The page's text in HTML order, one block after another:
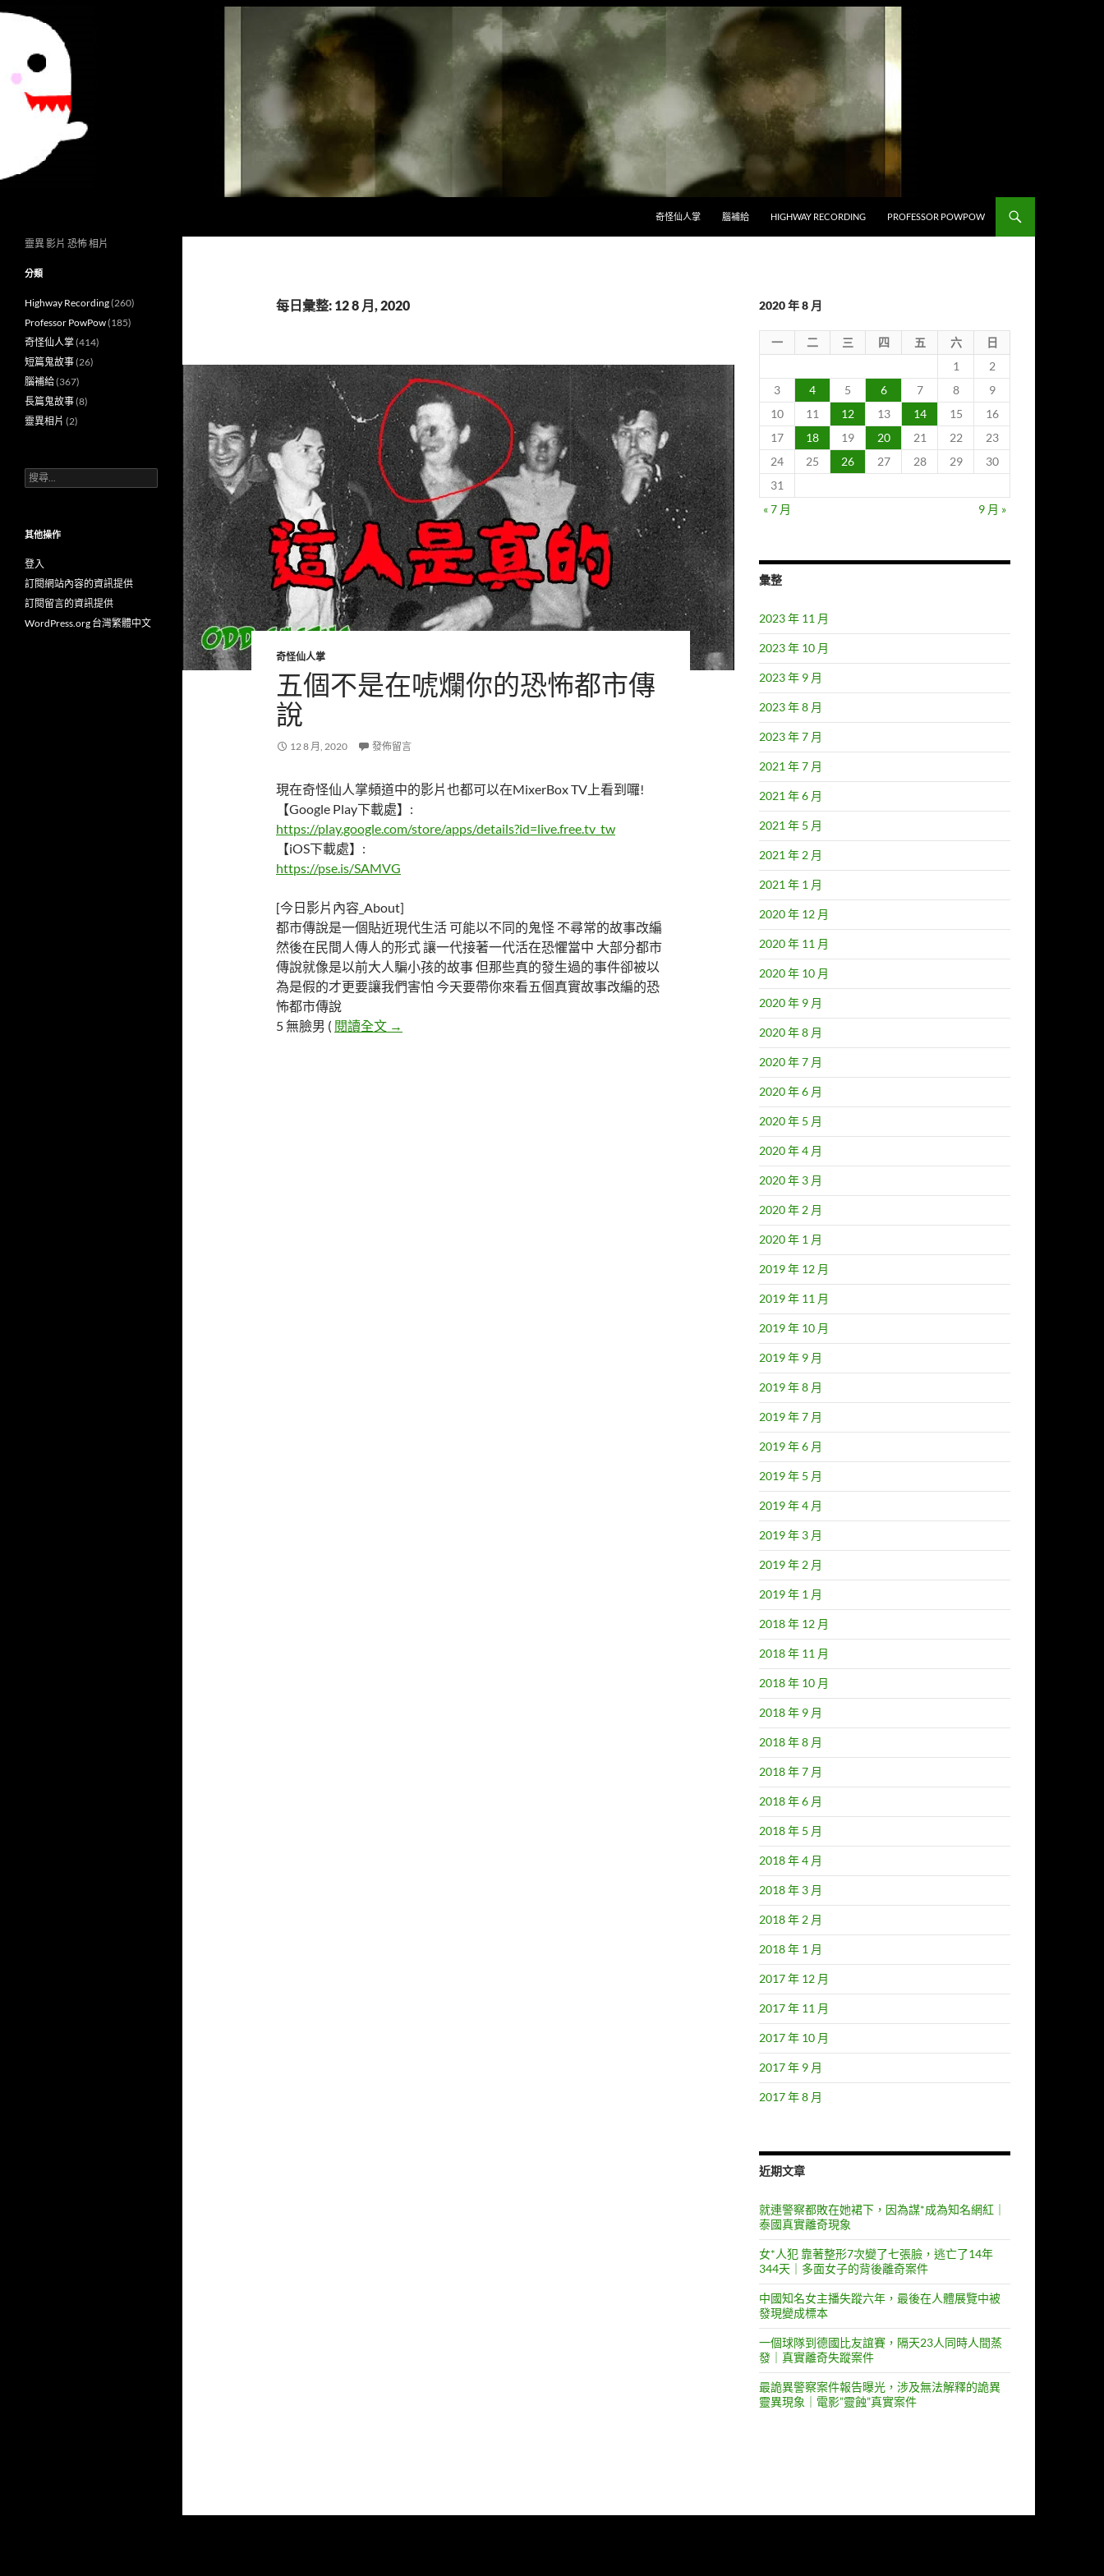
奇怪仙人掌
腦補給 HIGHWAY RECORDING PROFESSOR POWPOW
每日彙整: 12 8 月, 2020
奇怪仙人掌
五個不是在唬爛你的恐怖都市傳
說
12 8 月, 2020 發佈留言
現在奇怪仙人掌頻道中的影片也都可以在MixerBox TV上看到囉!
【Google Play下載處】:
https://play.google.com/store/apps/details?id=live.free.tv_tw
【iOS下載處】:
https://pse.is/SAMVG
[今日影片內容_About]
都市傳說是一個貼近現代生活 可能以不同的鬼怪 不尋常的故事改編
然後在民間人傳人的形式 讓一代接著一代活在恐懼當中 大部分都市
傳說就像是以前大人騙小孩的故事 但那些真的發生過的事件卻被以
為是假的才更要讓我們害怕 今天要帶你來看五個真實故事改編的恐
怖都市傳說
5 無臉男 ( 閱讀全文 五個不是在唬爛你的恐怖都市傳說
→
2020 年 8 月
一 二 三 四 五 六
日
1
2
3
4 5 6 7 8
9
10
11 12 13 14 15
16
17
18 19 20 21 22
23
24
25 26 27 28 29
30
31
« 7 月
9 月 »
彙整
2023 年 11 月
2023 年 10 月
2023 年 9 月
2023 年 8 月
2023 年 7 月
2021 年 7 月
2021 年 6 月
2021 年 5 月
2021 年 2 月
2021 年 1 月
2020 年 12 月
2020 年 11 月
2020 年 10 月
2020 年 9 月
2020 年 8 月
2020 年 7 月
2020 年 6 月
2020 年 5 月
2020 年 4 月
2020 年 3 月
2020 年 2 月
2020 年 1 月
2019 年 12 月
2019 年 11 月
2019 年 10 月
2019 年 9 月
2019 年 8 月
2019 年 7 月
2019 年 6 月
2019 年 5 月
2019 年 4 月
2019 年 3 月
2019 年 2 月
2019 年 1 月
2018 年 12 月
2018 年 11 月
2018 年 10 月
2018 年 9 月
2018 年 8 月
2018 年 7 月
2018 年 6 月
2018 年 5 月
2018 年 4 月
2018 年 3 月
2018 年 2 月
2018 年 1 月
2017 年 12 月
2017 年 11 月
2017 年 10 月
2017 年 9 月
2017 年 8 月
近期文章
就連警察都敗在她裙下，因為謀*成為知名網紅｜
泰國真實離奇現象
女*人犯 靠著整形7次變了七張臉，逃亡了14年
344天｜多面女子的背後離奇案件
中國知名女主播失蹤六年，最後在人體展覽中被
發現變成標本
一個球隊到德國比友誼賽，隔天23人同時人間蒸
發｜真實離奇失蹤案件
最詭異警察案件報告曝光，涉及無法解釋的詭異
靈異現象｜電影”靈蝕”真實案件
靈異 影片 恐怖 相片
分類
Highway Recording(260)
Professor PowPow(185)
奇怪仙人掌(414)
短篇鬼故事(26)
腦補給(367)
長篇鬼故事(8)
靈異相片 (2)
搜
尋
字:
其他操作
登入
訂閱網站內容的資訊提供
訂閱留言的資訊提供
WordPress.org 台灣繁體中文